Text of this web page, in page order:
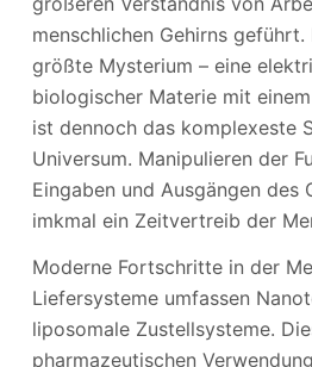
menschlichen Gehirns
größte Mysterium – eine
biologischer Materie mit
ist dennoch das komplexeste
Universum. Manipulieren der
Eingaben und Ausgängen des
imkmal ein Zeitvertreib der
Moderne Fortschritte in der
Liefersysteme umfassen
liposomale Zustellsysteme.
pharmazeutischen